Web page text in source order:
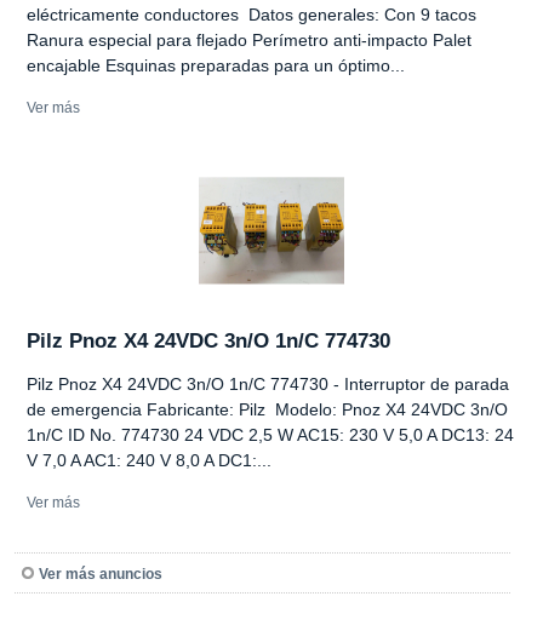
eléctricamente conductores Datos generales: Con 9 tacos
Ranura especial para flejado Perímetro anti-impacto Palet
encajable Esquinas preparadas para un óptimo...
Ver más
Pilz Pnoz X4 24VDC 3n/O 1n/C 774730
Pilz Pnoz X4 24VDC 3n/O 1n/C 774730 - Interruptor de parada
de emergencia Fabricante: Pilz Modelo: Pnoz X4 24VDC 3n/O
1n/C ID No. 774730 24 VDC 2,5 W AC15: 230 V 5,0 A DC13: 24
V 7,0 A AC1: 240 V 8,0 A DC1:...
Ver más
Ver más anuncios